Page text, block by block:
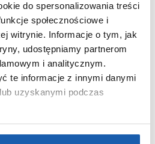
do spersonalizowania treści
społecznościowe i
witrynie. Informacje o tym, jak
udostępniamy partnerom
i analitycznym.
te informacje z innymi danymi
uzyskanymi podczas
UŻYTKOWNIKU,
w celach analitycznych,
w tym aby analizować
jej działanie oraz
Twoje preferencje.